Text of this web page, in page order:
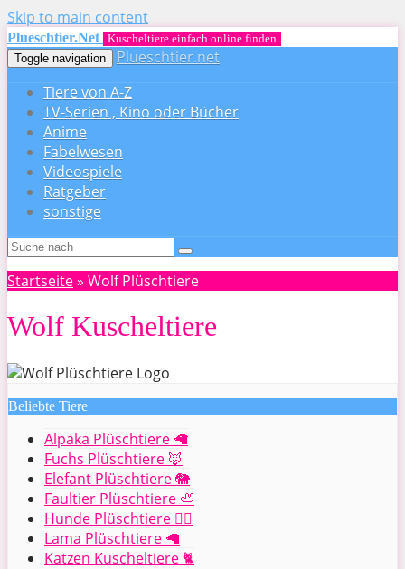
Skip to main content
Plueschtier.net Kuscheltiere einfach online finden
Toggle navigation
Plueschtier.net
Tiere von A-Z
TV-Serien , Kino oder Bücher
Anime
Fabelwesen
Videospiele
Ratgeber
sonstige
Startseite» Wolf Plüschtiere
Wolf Kuscheltiere
Beliebte Tiere
Alpaka Plüschtiere 🦙
Fuchs Plüschtiere 🦊
Elefant Plüschtiere 🐘
Faultier Plüschtiere 🦥
Hunde Plüschtiere 🐕‍🦺
Lama Plüschtiere 🦙
Katzen Kuscheltiere 🐈